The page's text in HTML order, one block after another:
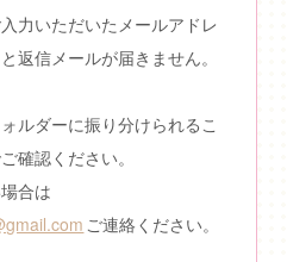
力いただいたメールアドレ
返信メールが届きません。
ルダーに振り分けられるこ
確認ください。
合は
ご連絡ください。